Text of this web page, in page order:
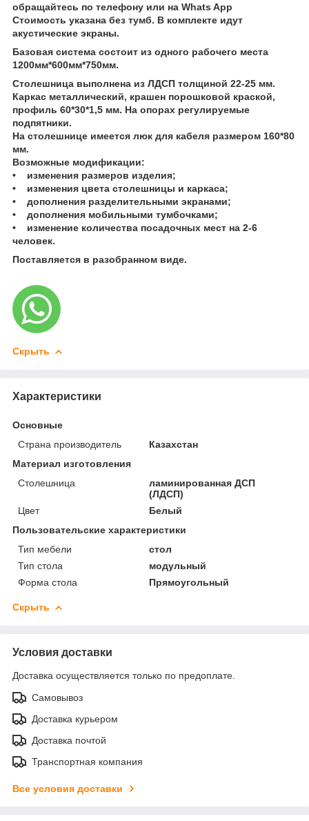
обращайтесь по телефону или на Whats App
Стоимость указана без тумб. В комплекте идут
акустические экраны.
Базовая система состоит из одного рабочего места
1200мм*600мм*750мм.
Столешница выполнена из ЛДСП толщиной 22-25 мм.
Каркас металлический, крашен порошковой краской,
профиль 60*30*1,5 мм. На опорах регулируемые
подпятники.
На столешнице имеется люк для кабеля размером 160*80
мм.
Возможные модификации:
• изменения размеров изделия;
• изменения цвета столешницы и каркаса;
• дополнения разделительными экранами;
• дополнения мобильными тумбочками;
• изменение количества посадочных мест на 2-6
человек.
Поставляется в разобранном виде.
Скрыть
Характеристики
Основные
Страна производитель
Казахстан
Материал изготовления
Столешница
ламинированная ДСП
(ЛДСП)
Цвет
Белый
Пользовательские характеристики
Тип мебели
стол
Тип стола
модульный
Форма стола
Прямоугольный
Скрыть
Условия доставки
Доставка осуществляется только по предоплате.
Самовывоз
Доставка курьером
Доставка почтой
Транспортная компания
Все условия доставки